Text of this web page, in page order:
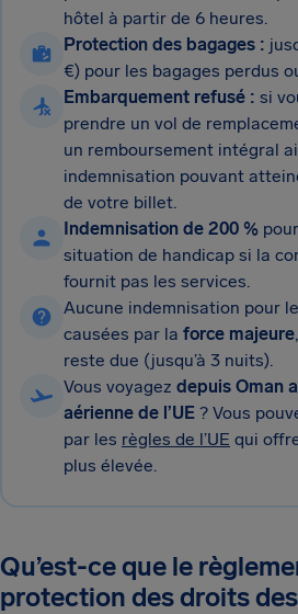
hôtel à partir de 6 heures.
Protection des bagages :
€) pour les bagages perdus
Embarquement refusé : si
prendre un vol de
un remboursement intégral
indemnisation pouvant
de votre billet.
Indemnisation de 200 %
situation de handicap si la
fournit pas les services.
Aucune indemnisation pour
causées par la force majeure
reste due (jusqu’à 3 nuits).
Vous voyagez depuis Oman
aérienne de l’UE ? Vous
par les règles de l’UE qui
plus élevée.
Qu’est-ce que le
protection des droits